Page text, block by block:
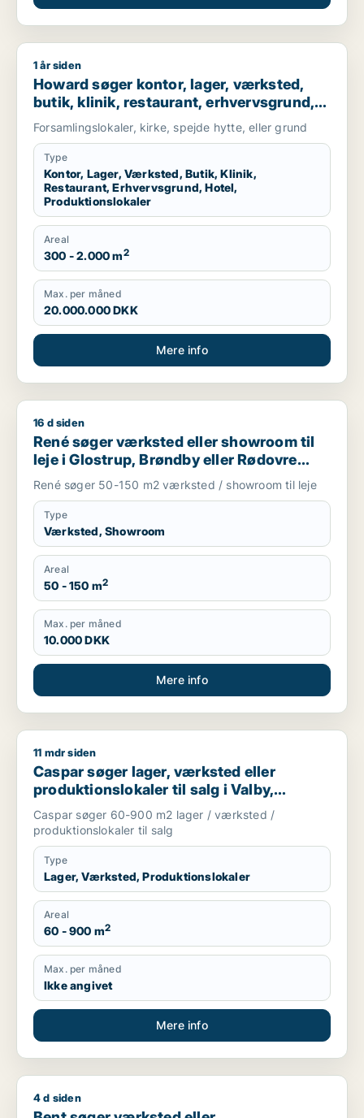
Howard søger kontor, lager, værksted, butik, klinik,
1 år siden
Howard søger kontor, lager, værksted,
butik, klinik, restaurant, erhvervsgrund,
hotel eller produktionslokaler til salg i
Herlev, Hillerød eller Værløse m.fl.
Forsamlingslokaler, kirke, spejde hytte, eller grund
Type
Kontor, Lager, Værksted, Butik, Klinik,
Restaurant, Erhvervsgrund, Hotel,
Produktionslokaler
Areal
300 - 2.000 m2
Max. per måned
20.000.000 DKK
Mere info
René søger værksted eller showroom til leje i Glostrup,
16 d siden
René søger værksted eller showroom til
leje i Glostrup, Brøndby eller Rødovre
m.fl.
René søger 50-150 m2 værksted / showroom til leje
Type
Værksted, Showroom
Areal
50 - 150 m2
Max. per måned
10.000 DKK
Mere info
Caspar søger lager, værksted eller produktionslokaler til
11 mdr siden
Caspar søger lager, værksted eller
produktionslokaler til salg i Valby,
Glostrup eller Brøndby m.fl.
Caspar søger 60-900 m2 lager / værksted /
produktionslokaler til salg
Type
Lager, Værksted, Produktionslokaler
Areal
60 - 900 m2
Max. per måned
Ikke angivet
Mere info
Bent søger værksted eller kontorfællesskab til leje i Valby,
4 d siden